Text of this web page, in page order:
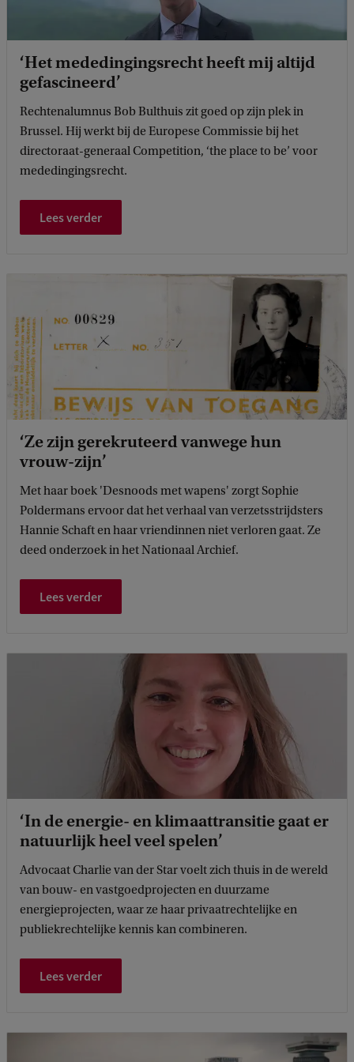
‘Het mededingingsrecht heeft mij altijd
gefascineerd’
Rechtenalumnus Bob Bulthuis zit goed op zijn plek in
Brussel. Hij werkt bij de Europese Commissie bij het
directoraat-generaal Competition, ‘the place to be’ voor
mededingingsrecht.
Lees verder
‘Ze zijn gerekruteerd vanwege hun
vrouw-zijn’
Met haar boek 'Desnoods met wapens' zorgt Sophie
Poldermans ervoor dat het verhaal van verzetsstrijdsters
Hannie Schaft en haar vriendinnen niet verloren gaat. Ze
deed onderzoek in het Nationaal Archief.
Lees verder
‘In de energie- en klimaattransitie gaat er
natuurlijk heel veel spelen’
Advocaat Charlie van der Star voelt zich thuis in de wereld
van bouw- en vastgoedprojecten en duurzame
energieprojecten, waar ze haar privaatrechtelijke en
publiekrechtelijke kennis kan combineren.
Lees verder